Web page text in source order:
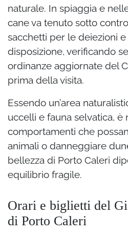
naturale. In spiaggia e
cane va tenuto sotto
sacchetti per le deiezioni e
disposizione, verificando
ordinanze aggiornate del
prima della visita.
Essendo un’area
uccelli e fauna selvatica, è
comportamenti che
animali o danneggiare
bellezza di Porto Caleri
equilibrio fragile.
Orari e biglietti del
di Porto Caleri